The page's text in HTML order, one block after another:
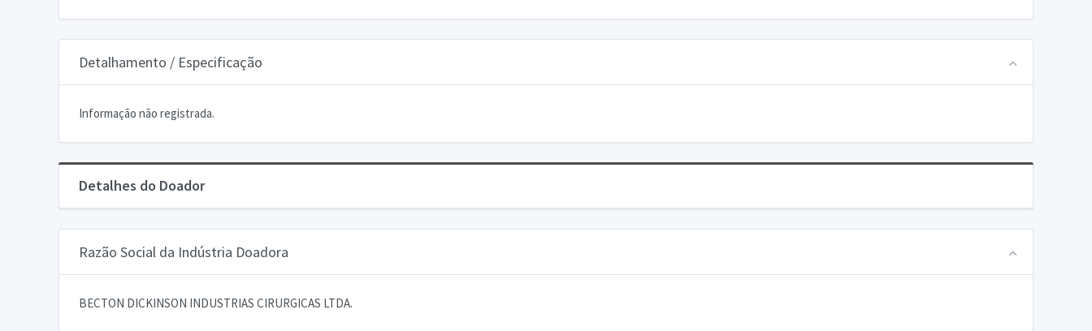
Detalhamento / Especificação
Informação não registrada.
Detalhes do Doador
Razão Social da Indústria Doadora
BECTON DICKINSON INDUSTRIAS CIRURGICAS LTDA.